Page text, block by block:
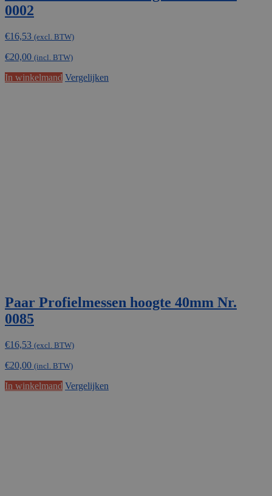
0002
€16,53 (excl. BTW)
€20,00 (incl. BTW)
In winkelmand Vergelijken
Paar Profielmessen hoogte 40mm Nr.
0085
€16,53 (excl. BTW)
€20,00 (incl. BTW)
In winkelmand Vergelijken